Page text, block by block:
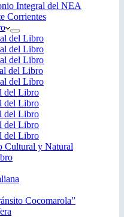
Integral del NEA
Corrientes
del Libro
del Libro
del Libro
del Libro
del Libro
del Libro
del Libro
del Libro
del Libro
del Libro
Cultural y Natural
Cocomarola”